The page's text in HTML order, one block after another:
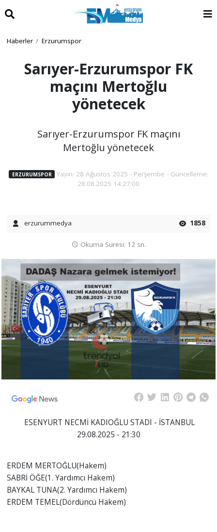
Haberler Erzurumspor
Sarıyer-Erzurumspor FK
maçını Mertoğlu
yönetecek
Sarıyer-Erzurumspor FK maçını
Mertoğlu yönetecek
ERZURUMSPOR
Yayın: 28 Ağustos 2025 - Perşembe - Güncelleme:
28.08.2025 14:27:00
erzurummedya 1858
Okuma Süresi: 12 sn.
ESENYURT NECMİ KADIOĞLU STADI - İSTANBUL
29.08.2025 - 21:30
ERDEM MERTOĞLU(Hakem)
SABRİ ÖĞE(1. Yardımcı Hakem)
BAYKAL TUNA(2. Yardımcı Hakem)
ERDEM TEMEL(Dördüncü Hakem)